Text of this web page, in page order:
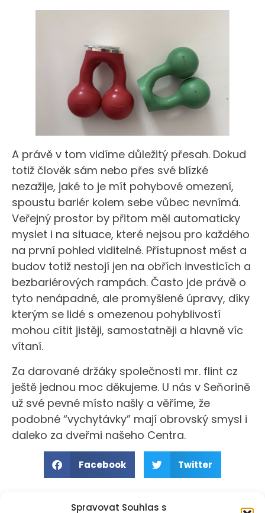
Spravovat Souhlas s
A právě v tom vidíme důležitý přesah. Dokud
totiž člověk sám nebo přes své blízké
nezažije, jaké to je mít pohybové omezení,
spoustu bariér kolem sebe vůbec nevnímá.
Veřejný prostor by přitom měl automaticky
myslet i na situace, které nejsou pro každého
na první pohled viditelné. Přístupnost měst a
budov totiž nestojí jen na obřích investicích a
bezbariérových rampách. Často jde právě o
tyto nenápadné, ale promyšlené úpravy, díky
kterým se lidé s omezenou pohyblivostí
mohou cítit jistěji, samostatněji a hlavně víc
vítaní.
Za darované držáky společnosti mr. flint cz
ještě jednou moc děkujeme. U nás v Seňorině
už své pevné místo našly a věříme, že
podobné “vychytávky” mají obrovský smysl i
daleko za dveřmi našeho Centra.
Facebook Twitter